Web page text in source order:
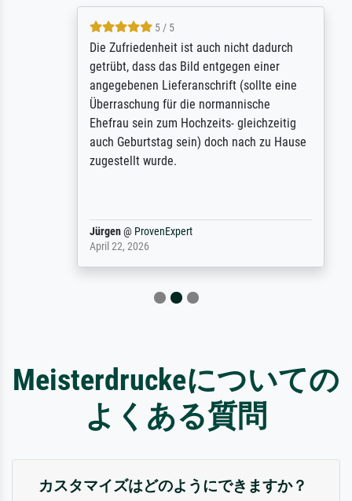
5 / 5
Die Zufriedenheit ist auch nicht dadurch
getrübt, dass das Bild entgegen einer
angegebenen Lieferanschrift (sollte eine
Überraschung für die normannische
Ehefrau sein zum Hochzeits- gleichzeitig
auch Geburtstag sein) doch nach zu Hause
zugestellt wurde.
Jürgen@ProvenExpert
April 22, 2026
Meisterdruckeについての
よくある質問
カスタマイズはどのようにできますか？